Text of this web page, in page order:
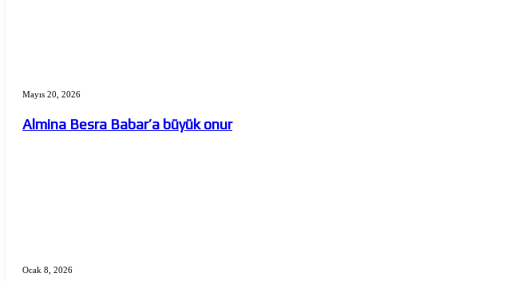
Besra
büyük
onur
Mayıs 20, 2026
Almina Besra Babar’a büyük onur
Hâkimleri
Ocak 8, 2026